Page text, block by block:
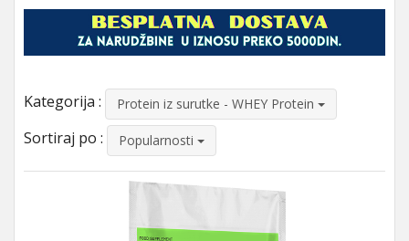
Kategorija : Protein iz surutke - WHEY Protein
Sortiraj po : Popularnosti